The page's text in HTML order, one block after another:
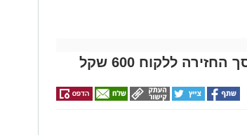
ללקוח 600 שקל